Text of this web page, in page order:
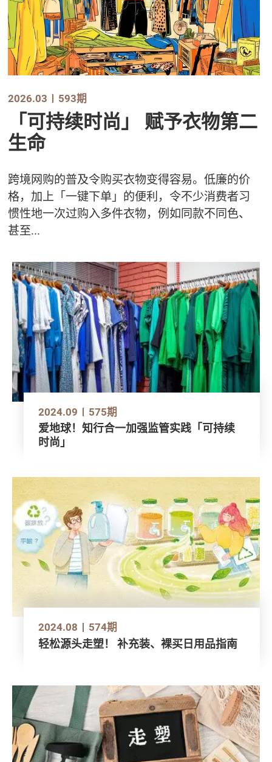
2026.03 593期
「可持续时尚」 赋予衣物第二
生命
跨境网购的普及令购买衣物变得容易。低廉的价
格，加上「一键下单」的便利，令不少消费者习
惯性地一次过购入多件衣物，例如同款不同色、
甚至...
2024.09 575期
爱地球！知行合一加强监管实践「可持续
时尚」
2024.08 574期
轻松源头走塑！ 补充装、裸买日用品指南